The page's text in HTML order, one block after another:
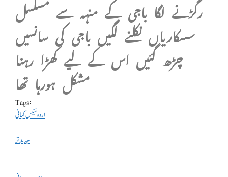
رگڑنے لگا باجی کے منہہ سے مسلسل
سسکاریاں نکلنے لگیں باجی کی سانسیں
چڑھ گئیں اس کے لیے کھڑا رہنا
مشکل ہورہا تھا
Tags:
اردو سیکس کہانی
جدید تر